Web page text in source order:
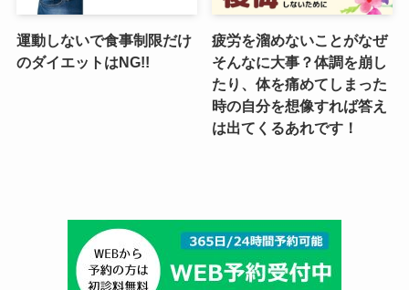
運動しないで食事制限だけ
のダイエットはNG!!
疲労を溜めないことがなぜ
そんなに大事？体調を崩し
たり、体を痛めてしまった
時の自分を想像すれば答え
は出てくるあれです！